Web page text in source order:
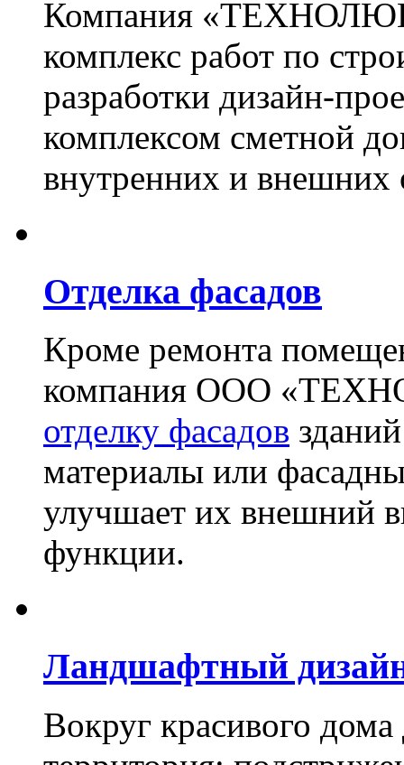
Компания
комплекс работ по
разработки дизайн-
комплексом сметной
внутренних и внешних
Отделка фасадов
Кроме ремонта
компания ООО
отделку фасадов
материалы или
улучшает их внешний
функции.
Ландшафтный
Вокруг красивого